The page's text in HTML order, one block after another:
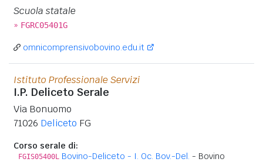
Scuola statale
» FGRC05401G
omnicomprensivobovino.edu.it
Istituto Professionale Servizi
I.P. Deliceto Serale
Via Bonuomo
71026 Deliceto FG
Corso serale di:
FGIS05400L Bovino-Deliceto - I. Oc. Bov.-Del. - Bovino